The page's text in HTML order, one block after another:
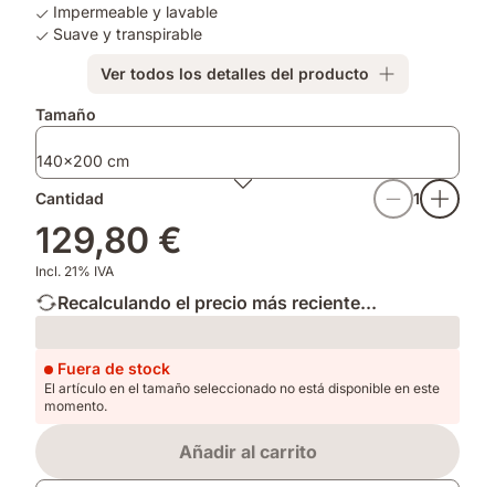
Impermeable y lavable
Suave y transpirable
Ver todos los detalles del producto
Tamaño
140x200 cm
Cantidad
1
129,80 €
Incl. 21% IVA
Recalculando el precio más reciente...
Loading
Fuera de stock
El artículo en el tamaño seleccionado no está disponible en este
momento.
Añadir al carrito